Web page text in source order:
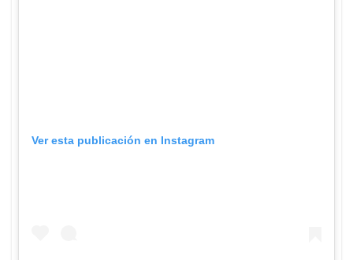
Ver esta publicación en Instagram